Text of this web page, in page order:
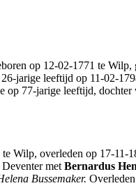
op 12-02-1771 te
jarige leeftijd op 11-02-
op 77-jarige leeftijd, dochter
Wilp, overleden op 17-11-
met Bernardus
Bussemaker.